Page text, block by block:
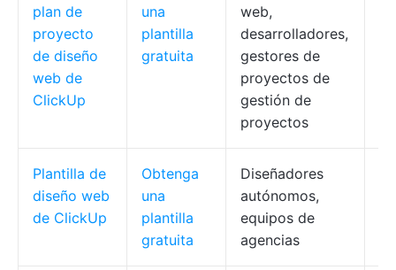
plan de
proyecto
de diseño
web de
ClickUp
una
plantilla
gratuita
web,
desarrolladores,
gestores de
proyectos de
gestión de
proyectos
Plantilla de
diseño web
de ClickUp
Obtenga
una
plantilla
gratuita
Diseñadores
autónomos,
equipos de
agencias